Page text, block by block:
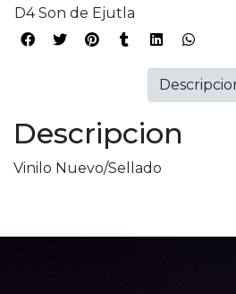
D4 Son de Ejutla
Descripcion
Vinilo Nuevo/Sellado